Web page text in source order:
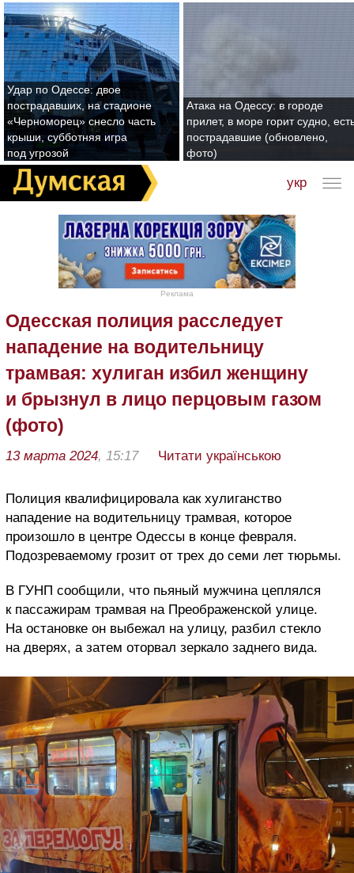
Удар по Одессе: двое
пострадавших, на стадионе
«Черноморец» снесло часть
крыши, субботняя игра
под угрозой
Атака на Одессу: в городе
прилет, в море горит судно,
пострадавшие (обновлено,
фото)
укр
Реклама
Одесская полиция расследует
нападение на водительницу
трамвая: хулиган избил женщину
и брызнул в лицо перцовым газом
(фото)
13 марта 2024, 15:17 Читати українською
Полиция квалифицировала как хулиганство
нападение на водительницу трамвая, которое
произошло в центре Одессы в конце февраля.
Подозреваемому грозит от трех до семи лет тюрьмы.
В ГУНП сообщили, что пьяный мужчина цеплялся
к пассажирам трамвая на Преображенской улице.
На остановке он выбежал на улицу, разбил стекло
на дверях, а затем оторвал зеркало заднего вида.